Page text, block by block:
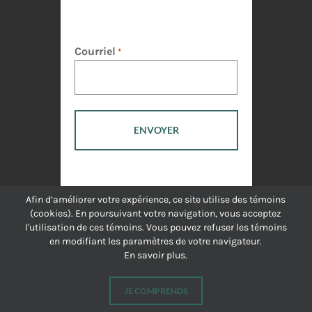
Courriel *
Afin d’améliorer votre expérience, ce site utilise des témoins
(cookies). En poursuivant votre navigation, vous acceptez
l'utilisation de ces témoins. Vous pouvez refuser les témoins
en modifiant les paramètres de votre navigateur.
En savoir plus.
JE COMPRENDS